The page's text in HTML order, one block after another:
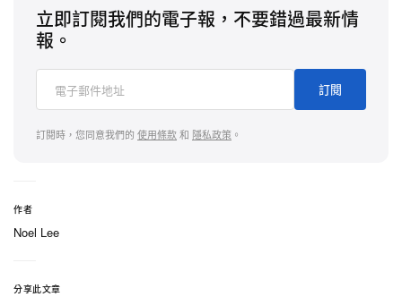
織物面料亦令人著迷：豐盈，密實，經過磨毛工藝處
理，暈染靈動色彩效果，
華麗圖案裝飾，呈現在飛行員外套與長身外套上。
元化的風格元素爲整體系列注入了更加豐富的層次。
寬鬆長毛羊皮大衣經過熨燙處理，外搭於晚禮套裝、
襯衫、領結與亞洲風帽飾。每款服裝意在禮讚而非束
外套，也延伸爲大衣，
立即訂閱我們的電子報，不要錯過最新情
報。
訂閱
訂閱時，您同意我們的 使用條款和 隱私政策 。
作者
Noel Lee
分享此文章